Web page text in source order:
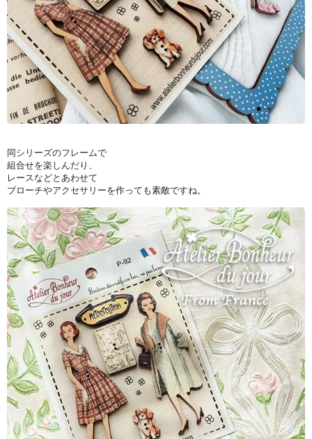
同シリーズのフレームで
組合せを楽しんだり、
レースなどとあわせて
ブローチやアクセサリーを作っても素敵ですね。